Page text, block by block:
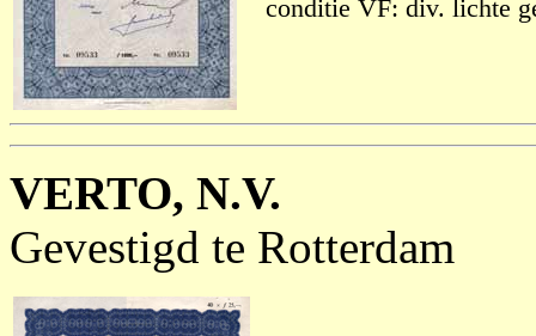
conditie VF: div. lichte
VERTO, N.V.
Gevestigd te Rotterdam